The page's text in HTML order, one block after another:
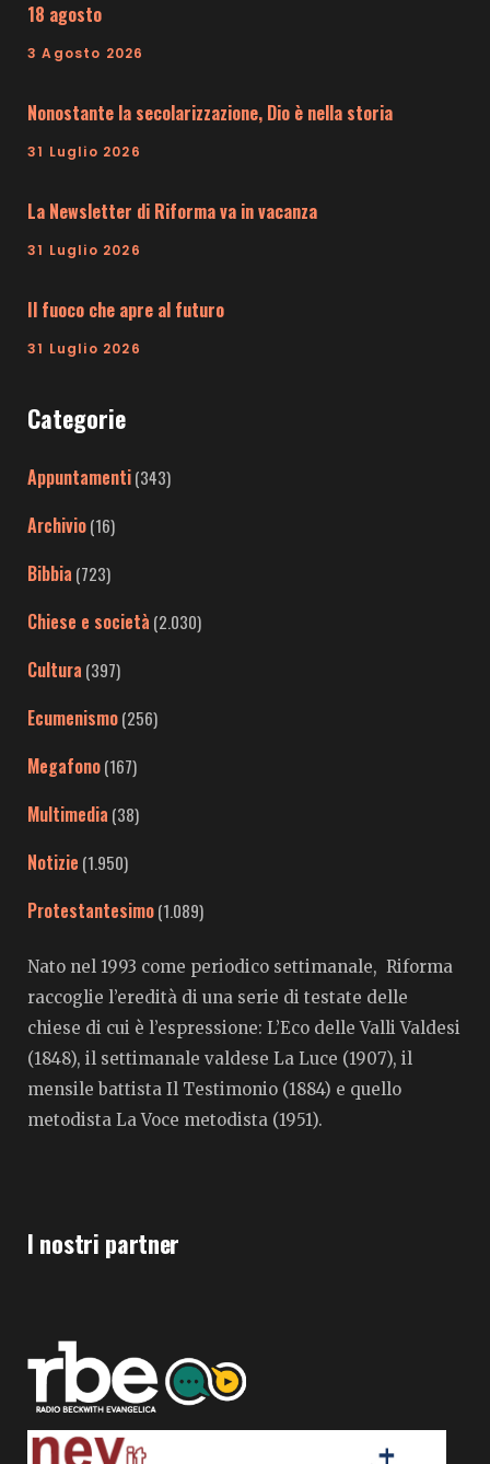
18 agosto
3 Agosto 2026
Nonostante la secolarizzazione, Dio è nella storia
31 Luglio 2026
La Newsletter di Riforma va in vacanza
31 Luglio 2026
Il fuoco che apre al futuro
31 Luglio 2026
Categorie
Appuntamenti(343)
Archivio(16)
Bibbia (723)
Chiese e società (2.030)
Cultura (397)
Ecumenismo(256)
Megafono(167)
Multimedia (38)
Notizie (1.950)
Protestantesimo(1.089)
Nato nel 1993 come periodico settimanale, Riforma
raccoglie l’eredità di una serie di testate delle
chiese di cui è l’espressione: L’Eco delle Valli Valdesi
(1848), il settimanale valdese La Luce (1907), il
mensile battista Il Testimonio (1884) e quello
metodista La Voce metodista (1951).
I nostri partner